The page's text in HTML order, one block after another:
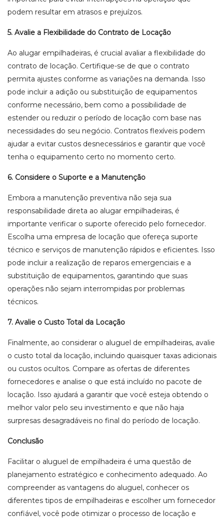
podem resultar em atrasos e prejuízos.
5. Avalie a Flexibilidade do Contrato de Locação
Ao alugar empilhadeiras, é crucial avaliar a flexibilidade do
contrato de locação. Certifique-se de que o contrato
permita ajustes conforme as variações na demanda. Isso
pode incluir a adição ou substituição de equipamentos
conforme necessário, bem como a possibilidade de
estender ou reduzir o período de locação com base nas
necessidades do seu negócio. Contratos flexíveis podem
ajudar a evitar custos desnecessários e garantir que você
tenha o equipamento certo no momento certo.
6. Considere o Suporte e a Manutenção
Embora a manutenção preventiva não seja sua
responsabilidade direta ao alugar empilhadeiras, é
importante verificar o suporte oferecido pelo fornecedor.
Escolha uma empresa de locação que ofereça suporte
técnico e serviços de manutenção rápidos e eficientes. Isso
pode incluir a realização de reparos emergenciais e a
substituição de equipamentos, garantindo que suas
operações não sejam interrompidas por problemas
técnicos.
7. Avalie o Custo Total da Locação
Finalmente, ao considerar o aluguel de empilhadeiras, avalie
o custo total da locação, incluindo quaisquer taxas adicionais
ou custos ocultos. Compare as ofertas de diferentes
fornecedores e analise o que está incluído no pacote de
locação. Isso ajudará a garantir que você esteja obtendo o
melhor valor pelo seu investimento e que não haja
surpresas desagradáveis no final do período de locação.
Conclusão
Facilitar o aluguel de empilhadeira é uma questão de
planejamento estratégico e conhecimento adequado. Ao
compreender as vantagens do aluguel, conhecer os
diferentes tipos de empilhadeiras e escolher um fornecedor
confiável, você pode otimizar o processo de locação e